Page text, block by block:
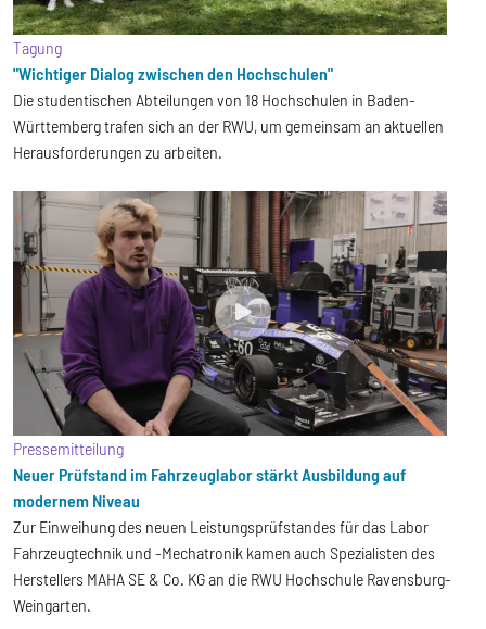
Tagung
"Wichtiger Dialog zwischen den Hochschulen"
Die studentischen Abteilungen von 18 Hochschulen in Baden-
Württemberg trafen sich an der RWU, um gemeinsam an aktuellen
Herausforderungen zu arbeiten.
Pressemitteilung
Neuer Prüfstand im Fahrzeuglabor stärkt Ausbildung auf
modernem Niveau
Zur Einweihung des neuen Leistungsprüfstandes für das Labor
Fahrzeugtechnik und -Mechatronik kamen auch Spezialisten des
Herstellers MAHA SE & Co. KG an die RWU Hochschule Ravensburg-
Weingarten.